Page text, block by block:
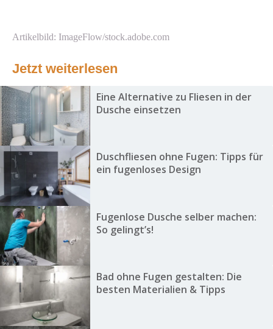
Artikelbild: ImageFlow/stock.adobe.com
Jetzt weiterlesen
Eine Alternative zu Fliesen in der
Dusche einsetzen
Duschfliesen ohne Fugen: Tipps für
ein fugenloses Design
Fugenlose Dusche selber machen:
So gelingt’s!
Bad ohne Fugen gestalten: Die
besten Materialien & Tipps